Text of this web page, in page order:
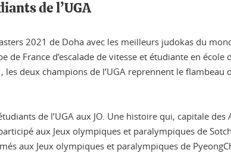
de l’UGA
2021 de Doha avec les meilleurs judokas du
France d’escalade de vitesse et étudiante en école
deux champions de l’UGA reprennent le
de l’UGA aux JO. Une histoire qui, capitale des
aux Jeux olympiques et paralympiques de
aux Jeux olympiques et paralympiques de